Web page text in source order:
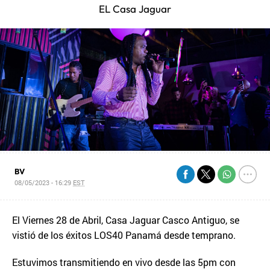
EL Casa Jaguar
BV
08/05/2023 - 16:29 EST
El Viernes 28 de Abril, Casa Jaguar Casco Antiguo, se
vistió de los éxitos LOS40 Panamá desde temprano.
Estuvimos transmitiendo en vivo desde las 5pm con